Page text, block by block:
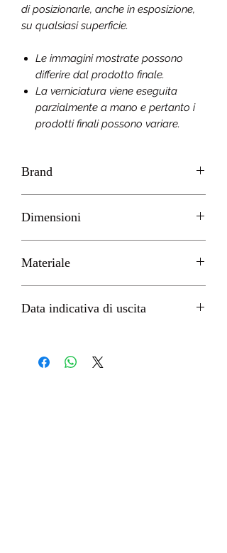
di posizionarle, anche in esposizione,
su qualsiasi superficie.
Le immagini mostrate possono
differire dal prodotto finale.
La verniciatura viene eseguita
parzialmente a mano e pertanto i
prodotti finali possono variare.
Brand
Dimensioni
Materiale
Data indicativa di uscita